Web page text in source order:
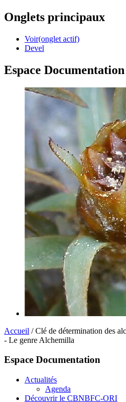
Onglets principaux
Voir(onglet actif)
Devel
Espace Documentation
Accueil / Clé de détermination des
- Le genre Alchemilla
Espace Documentation
Actualités
Agenda
Découvrir le CBNBFC-ORI